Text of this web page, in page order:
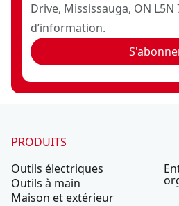
Drive, Mississauga, ON
d’information.
PRODUITS
Outils électriques
Outils à main
Maison et extérieur